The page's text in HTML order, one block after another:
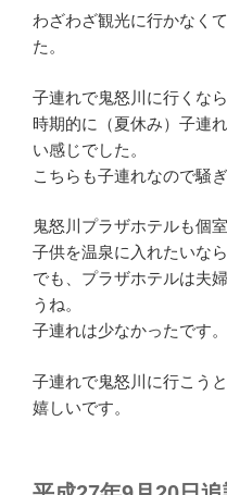
わざわざ観光に行かなく
た。
子連れで鬼怒川に行くな
時期的に（夏休み）子連
い感じでした。
こちらも子連れなので騒
鬼怒川プラザホテルも個
子供を温泉に入れたいな
でも、プラザホテルは夫
うね。
子連れは少なかったです。
子連れで鬼怒川に行こう
嬉しいです。